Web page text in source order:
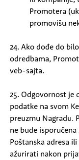
Promotera
promovišu
24. Ako dođe do
odredbama,
veb-sajta.
25. Odgovornost je
podatke na svom
preuzmu Nagradu.
ne bude
Poštanska adresa
ažurirati nakon